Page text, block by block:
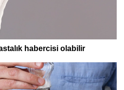
habercisi olabilir